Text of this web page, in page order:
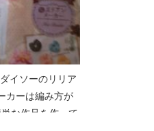
イソーのリリア
カーは編み方が
な作品を作って